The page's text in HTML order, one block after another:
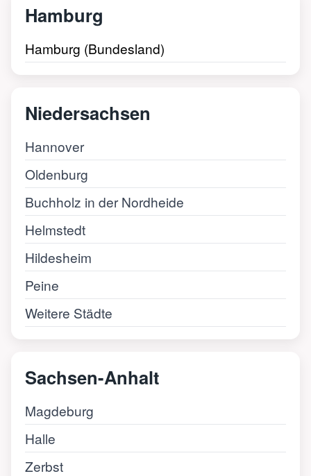
Hamburg
Hamburg (Bundesland)
Niedersachsen
Hannover
Oldenburg
Buchholz in der Nordheide
Helmstedt
Hildesheim
Peine
Weitere Städte
Sachsen-Anhalt
Magdeburg
Halle
Zerbst